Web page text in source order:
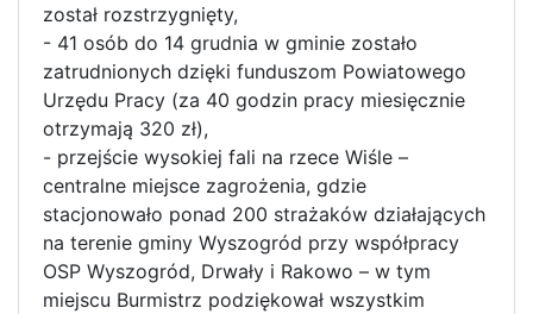
został rozstrzygnięty,
- 41 osób do 14 grudnia w gminie zostało
zatrudnionych dzięki funduszom Powiatowego
Urzędu Pracy (za 40 godzin pracy miesięcznie
otrzymają 320 zł),
- przejście wysokiej fali na rzece Wiśle –
centralne miejsce zagrożenia, gdzie
stacjonowało ponad 200 strażaków działających
na terenie gminy Wyszogród przy współpracy
OSP Wyszogród, Drwały i Rakowo – w tym
miejscu Burmistrz podziękował wszystkim